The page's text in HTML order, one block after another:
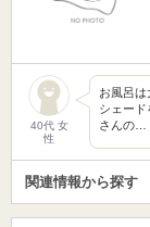
40代 女
性
お風呂
シェー
さんの…
関連情報から探す